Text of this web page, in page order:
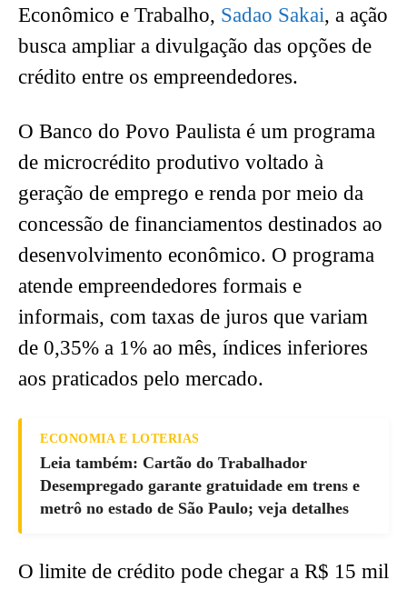
Econômico e Trabalho, Sadao Sakai, a ação
busca ampliar a divulgação das opções de
crédito entre os empreendedores.
O Banco do Povo Paulista é um programa
de microcrédito produtivo voltado à
geração de emprego e renda por meio da
concessão de financiamentos destinados ao
desenvolvimento econômico. O programa
atende empreendedores formais e
informais, com taxas de juros que variam
de 0,35% a 1% ao mês, índices inferiores
aos praticados pelo mercado.
ECONOMIA E LOTERIAS
Leia também: Cartão do Trabalhador
Desempregado garante gratuidade em trens e
metrô no estado de São Paulo; veja detalhes
O limite de crédito pode chegar a R$ 15 mil